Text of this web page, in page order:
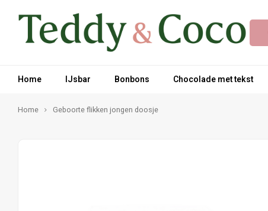
Home IJsbar Bonbons Chocolade met tekst
Home Geboorte flikken jongen doosje